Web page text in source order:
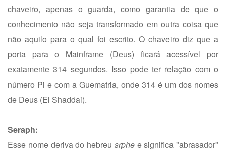
chaveiro, apenas o guarda, como garantia de que o
conhecimento não seja transformado em outra coisa que
não aquilo para o qual foi escrito. O chaveiro diz que a
porta para o Mainframe (Deus) ficará acessível por
exatamente 314 segundos. Isso pode ter relação com o
número Pi e com a Guematria, onde 314 é um dos nomes
de Deus (El Shaddai).
Seraph:
Esse nome deriva do hebreu srphee significa "abrasador"